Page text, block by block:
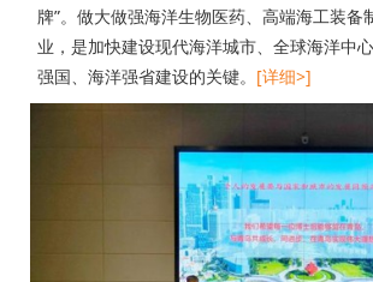
牌”。做大做强海洋生物医药、高端海工装备
业，是加快建设现代海洋城市、全球海洋中
强国、海洋强省建设的关键。 [详细>]